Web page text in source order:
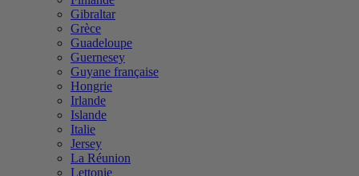
Gibraltar
Grèce
Guadeloupe
Guernesey
Guyane française
Hongrie
Irlande
Islande
Italie
Jersey
La Réunion
Lettonie